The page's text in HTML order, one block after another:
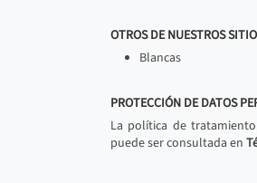
OTROS DE NUESTROS
Blancas
PROTECCIÓN DE DATOS
La política de
puede ser consultada en